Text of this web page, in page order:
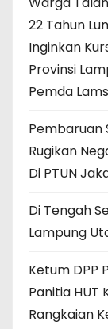
22 Tahun
Inginkan
Provinsi
Pemda
Pembaruan
Rugikan
Di PTUN
Di Tengah
Lampung
Ketum DPP
Panitia HUT
Rangkaian